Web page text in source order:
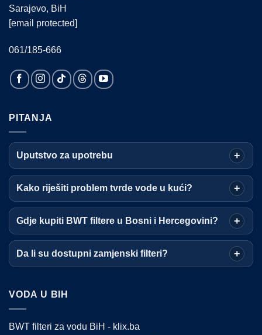
Sarajevo, BiH
[email protected]
061/185-666
PITANJA
Uputstvo za upotrebu
Kako riješiti problem tvrde vode u kući?
Gdje kupiti BWT filtere u Bosni i Hercegovini?
Da li su dostupni zamjenski filteri?
VODA U BIH
BWT filteri za vodu BiH - klix.ba